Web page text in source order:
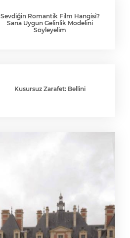
Sevdiğin Romantik Film Hangisi?
Sana Uygun Gelinlik Modelini
Söyleyelim
Kusursuz Zarafet: Bellini